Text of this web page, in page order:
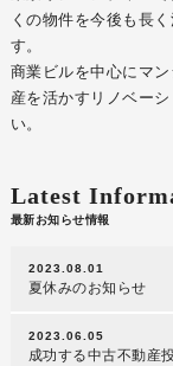
Latest
最新お知らせ情報
2023.08.01
夏休みのお知らせ
2023.06.05
成功する中古不動産
くの物件を今後も長
す。
商業ビルを中心にマ
産を活かすリノベー
い。